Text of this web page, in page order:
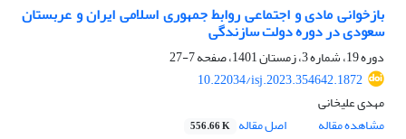
بازخوانی مادی و اجتماعی روابط جمهوری اسلامی ایران و عربستان
سعودی در دوره دولت سازندگی
دوره 19، شماره 3، زمستان 1401، صفحه
7-27
10.22034/isj.2023.354642.1872
مهدى علیخانى
مشاهده مقاله
اصل مقاله 556.66 K